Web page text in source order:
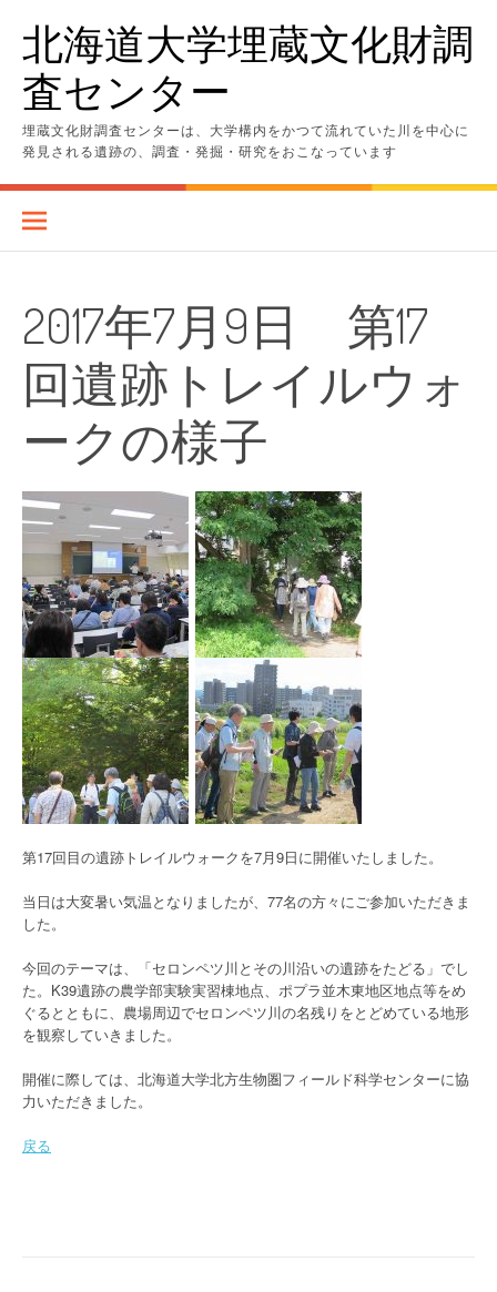
ッ
北海道大学埋蔵文化財調
査センター
埋蔵文化財調査センターは、大学構内をかつて流れていた川を中心に
発見される遺跡の、調査・発掘・研究をおこなっています
2017年7月9日 第17
回遺跡トレイルウォ
ークの様子
第17回目の遺跡トレイルウォークを7月9日に開催いたしました。
当日は大変暑い気温となりましたが、77名の方々にご参加いただきま
した。
今回のテーマは、「セロンペツ川とその川沿いの遺跡をたどる」でし
た。K39遺跡の農学部実験実習棟地点、ポプラ並木東地区地点等をめ
ぐるとともに、農場周辺でセロンペツ川の名残りをとどめている地形
を観察していきました。
開催に際しては、北海道大学北方生物圏フィールド科学センターに協
力いただきました。
戻る